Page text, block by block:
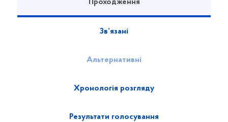
Проходження
Зв’язані
Альтернативні
Хронологія розгляду
Результати голосування